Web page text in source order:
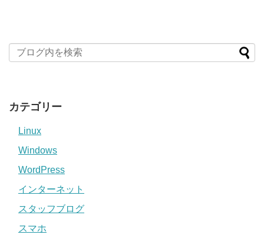
カテゴリー
Linux
Windows
WordPress
インターネット
スタッフブログ
スマホ